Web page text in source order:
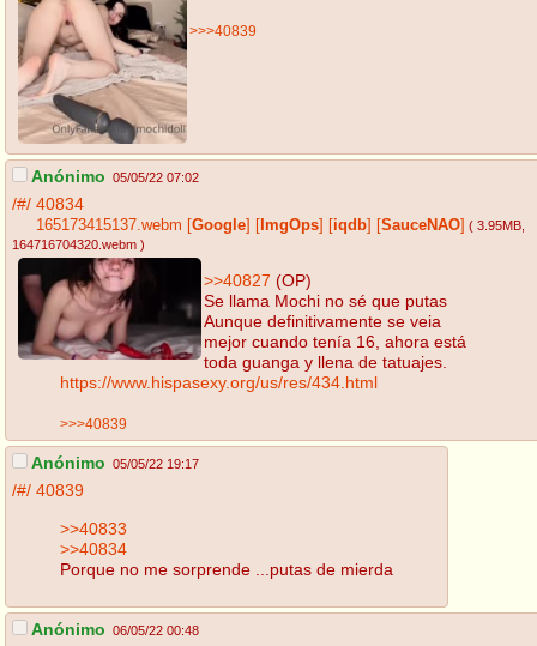
>>>40839
Anónimo 05/05/22 07:02
/#/ 40834
165173415137.webm [Google] [ ImgOps] [iqdb] [SauceNAO] ( 3.95MB
164716704320.webm )
>>40827 (OP)
Se llama Mochi no sé que putas
Aunque definitivamente se veia
mejor cuando tenía 16, ahora está
toda guanga y llena de tatuajes.
https://www.hispasexy.org/us/res/434.html
>>>40839
Anónimo 05/05/22 19:17
/#/ 40839
>>40833
>>40834
Porque no me sorprende ...putas de mierda
Anónimo 06/05/22 00:48